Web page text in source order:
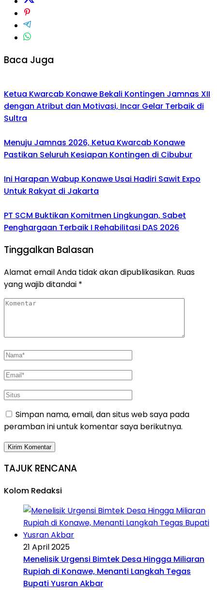
Baca Juga
Ketua Kwarcab Konawe Bekali Kontingen Jamnas XII
dengan Atribut dan Motivasi, Incar Gelar Terbaik di
Sultra
Menuju Jamnas 2026, Ketua Kwarcab Konawe
Pastikan Seluruh Kesiapan Kontingen di Cibubur
Ini Harapan Wabup Konawe Usai Hadiri Sawit Expo
Untuk Rakyat di Jakarta
PT SCM Buktikan Komitmen Lingkungan, Sabet
Penghargaan Terbaik I Rehabilitasi DAS 2026
Tinggalkan Balasan
Alamat email Anda tidak akan dipublikasikan. Ruas
yang wajib ditandai *
Simpan nama, email, dan situs web saya pada
peramban ini untuk komentar saya berikutnya.
TAJUK RENCANA
Kolom Redaksi
21 April 2025
Menelisik Urgensi Bimtek Desa Hingga Miliaran
Rupiah di Konawe, Menanti Langkah Tegas
Bupati Yusran Akbar